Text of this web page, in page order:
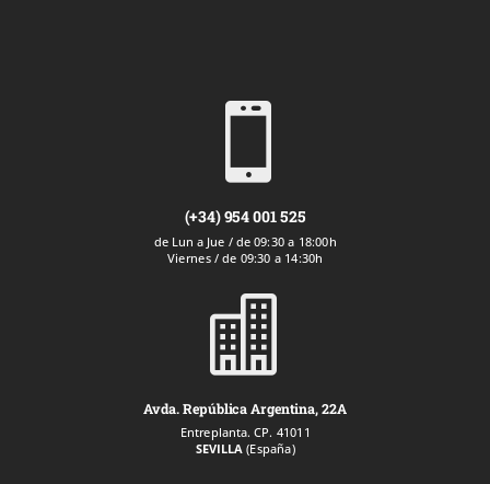

(+34) 954 001 525
de Lun a Jue / de 09:30 a 18:00h
Viernes / de 09:30 a 14:30h

Avda. República Argentina, 22A
Entreplanta. CP. 41011
SEVILLA (España)